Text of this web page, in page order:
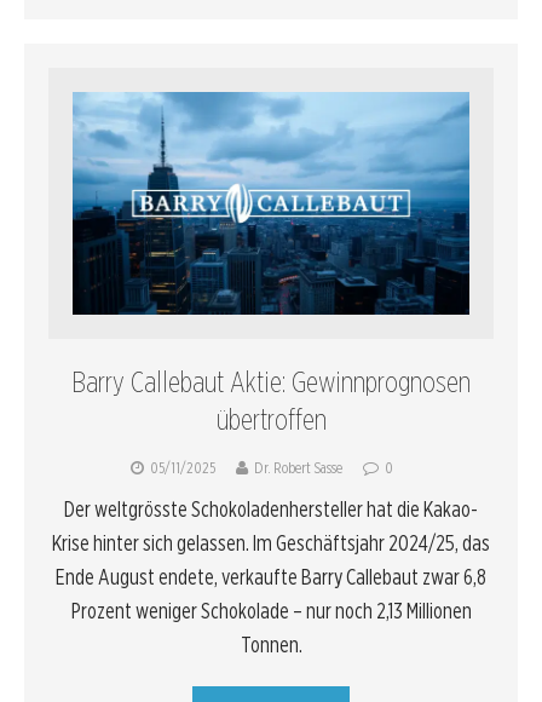
Barry Callebaut Aktie: Gewinnprognosen
übertroffen
05/11/2025 Dr. Robert Sasse 0
Der weltgrösste Schokoladenhersteller hat die Kakao-
Krise hinter sich gelassen. Im Geschäftsjahr 2024/25, das
Ende August endete, verkaufte Barry Callebaut zwar 6,8
Prozent weniger Schokolade – nur noch 2,13 Millionen
Tonnen.